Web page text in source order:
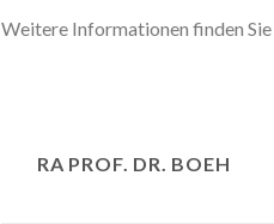
Weitere Informationen finden
RA PROF. DR. BOEH